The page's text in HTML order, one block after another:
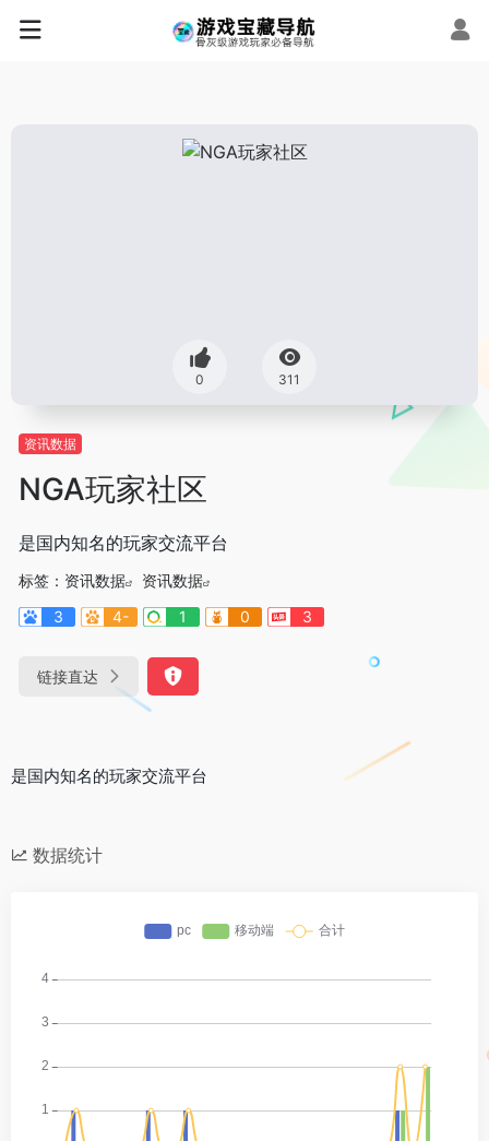
0 311
资讯数据
NGA玩家社区
是国内知名的玩家交流平台
标签： 资讯数据
资讯数据
3
4- 1 0 3
链接直达
是国内知名的玩家交流平台
数据统计